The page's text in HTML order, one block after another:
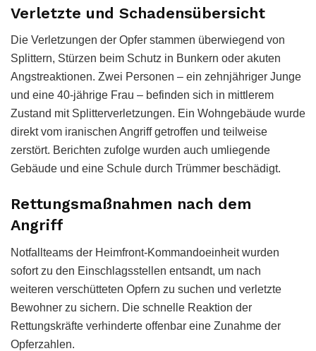
Verletzte und Schadensübersicht
Die Verletzungen der Opfer stammen überwiegend von
Splittern, Stürzen beim Schutz in Bunkern oder akuten
Angstreaktionen. Zwei Personen – ein zehnjähriger Junge
und eine 40-jährige Frau – befinden sich in mittlerem
Zustand mit Splitterverletzungen. Ein Wohngebäude wurde
direkt vom iranischen Angriff getroffen und teilweise
zerstört. Berichten zufolge wurden auch umliegende
Gebäude und eine Schule durch Trümmer beschädigt.
Rettungsmaßnahmen nach dem
Angriff
Notfallteams der Heimfront-Kommandoeinheit wurden
sofort zu den Einschlagsstellen entsandt, um nach
weiteren verschütteten Opfern zu suchen und verletzte
Bewohner zu sichern. Die schnelle Reaktion der
Rettungskräfte verhinderte offenbar eine Zunahme der
Opferzahlen.